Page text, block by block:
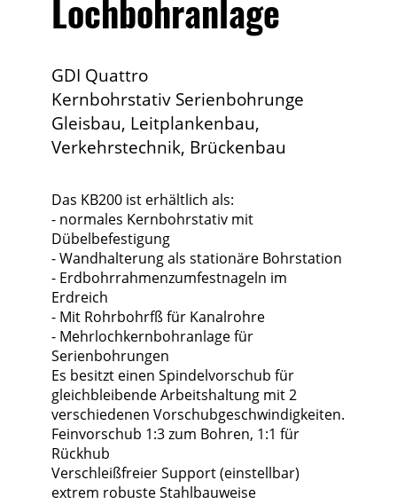
Lochbohranlage
GDI Quattro
Kernbohrstativ Serienbohrunge
Gleisbau, Leitplankenbau,
Verkehrstechnik, Brückenbau
Das KB200 ist erhältlich als:
- normales Kernbohrstativ mit
Dübelbefestigung
- Wandhalterung als stationäre Bohrstation
- Erdbohrrahmenzumfestnageln im
Erdreich
- Mit Rohrbohrfß für Kanalrohre
- Mehrlochkernbohranlage für
Serienbohrungen
Es besitzt einen Spindelvorschub für
gleichbleibende Arbeitshaltung mit 2
verschiedenen Vorschubgeschwindigkeiten.
Feinvorschub 1:3 zum Bohren, 1:1 für
Rückhub
Verschleißfreier Support (einstellbar)
extrem robuste Stahlbauweise